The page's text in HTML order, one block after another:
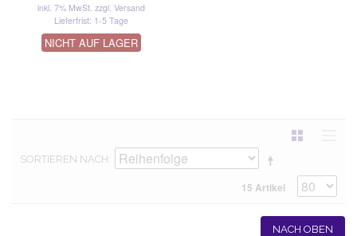
inkl. 7% MwSt.zzgl. Versand
Lieferfrist: 1-5 Tage
NICHT AUF LAGER
SORTIEREN NACH
15 Artikel
NACH OBEN